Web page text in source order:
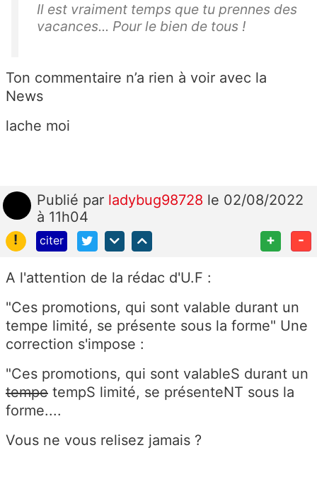
Il est vraiment temps que tu prennes des
vacances... Pour le bien de tous !
Ton commentaire n’a rien à voir avec la
News
lache moi
Publié par ladybug98728 le 02/08/2022
à 11h04
!
citer + -
A l'attention de la rédac d'U.F :
"Ces promotions, qui sont valable durant un
tempe limité, se présente sous la forme" Une
correction s'impose :
"Ces promotions, qui sont valableS durant un
tempe tempS limité, se présenteNT sous la
forme....
Vous ne vous relisez jamais ?